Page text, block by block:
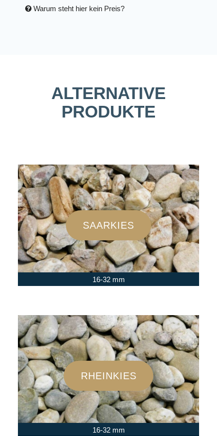
Warum steht hier kein Preis?
ALTERNATIVE
PRODUKTE
SAARKIES
16-32 mm
RHEINKIES
16-32 mm